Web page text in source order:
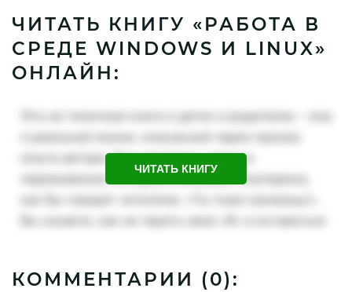
ЧИТАТЬ КНИГУ «РАБОТА В
СРЕДЕ WINDOWS И LINUX»
ОНЛАЙН:
ЧИТАТЬ КНИГУ
КОММЕНТАРИИ (0):